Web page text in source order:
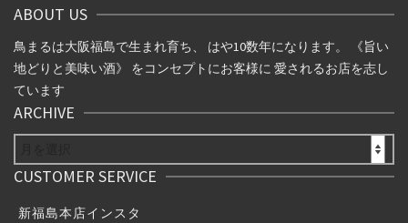
ビ
ゲ
ー
シ
ョ
ン
ABOUT US
鳥まるは大阪福島で生まれ育ち、 はや10数年になります。 《旨い
地どりと美味い酒》 をコンセプトにお客様に 愛されるお店を志し
ています
ARCHIVE
CUSTOMER SERVICE
新福島本店インスタ